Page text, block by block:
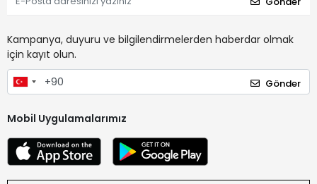
Kampanya, duyuru ve bilgilendirmelerden haberdar olmak
için kayıt olun.
Gönder
Mobil Uygulamalarımız